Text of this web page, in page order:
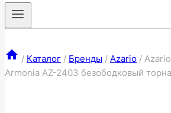
/ Каталог / Бренды / Azario /
Armonia AZ-2403 безободковый